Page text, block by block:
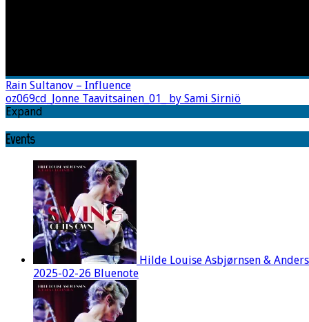
Rain Sultanov – Influence
oz069cd_Jonne Taavitsainen_01_ by Sami Sirniö
Expand
Events
Hilde Louise Asbjørnsen &
2025-02-26 Bluenote